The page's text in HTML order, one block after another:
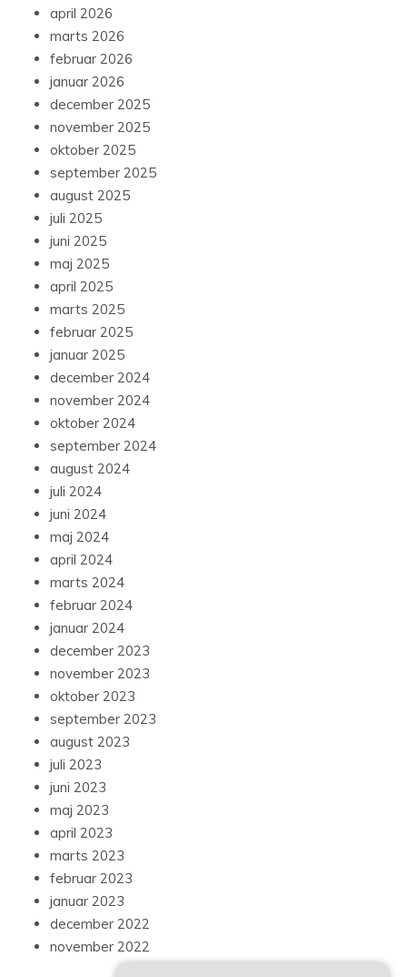
april 2026
marts 2026
februar 2026
januar 2026
december 2025
november 2025
oktober 2025
september 2025
august 2025
juli 2025
juni 2025
maj 2025
april 2025
marts 2025
februar 2025
januar 2025
december 2024
november 2024
oktober 2024
september 2024
august 2024
juli 2024
juni 2024
maj 2024
april 2024
marts 2024
februar 2024
januar 2024
december 2023
november 2023
oktober 2023
september 2023
august 2023
juli 2023
juni 2023
maj 2023
april 2023
marts 2023
februar 2023
januar 2023
december 2022
november 2022